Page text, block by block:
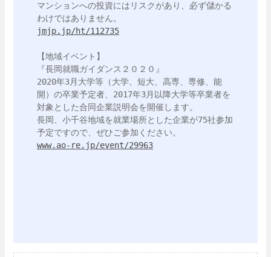
マンションへの投資にはリスクがあり、必ず儲かる
jmjp.jp/ht/112735
【地域イベント】
『長岡就職ガイダンス２０２０』
2020年3月大学等（大学、短大、高専、専修、能
開）の卒業予定者、2017年3月以降大学等卒業者を
対象とした合同企業説明会を開催します。
長岡、小千谷地域を就業場所とした企業が75社参加
www.ao-re.jp/event/29963